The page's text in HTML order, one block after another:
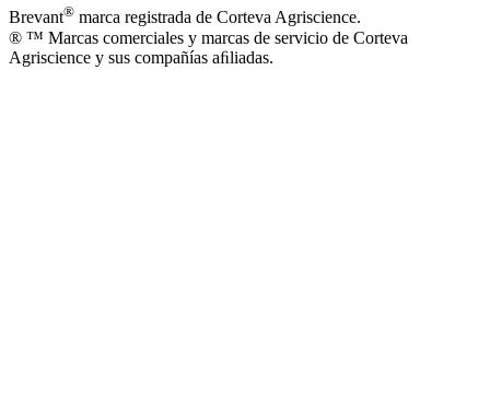
Brevant® marca registrada de Corteva Agriscience.
® ™ Marcas comerciales y marcas de servicio de Corteva
Agriscience y sus compañías aﬁliadas.